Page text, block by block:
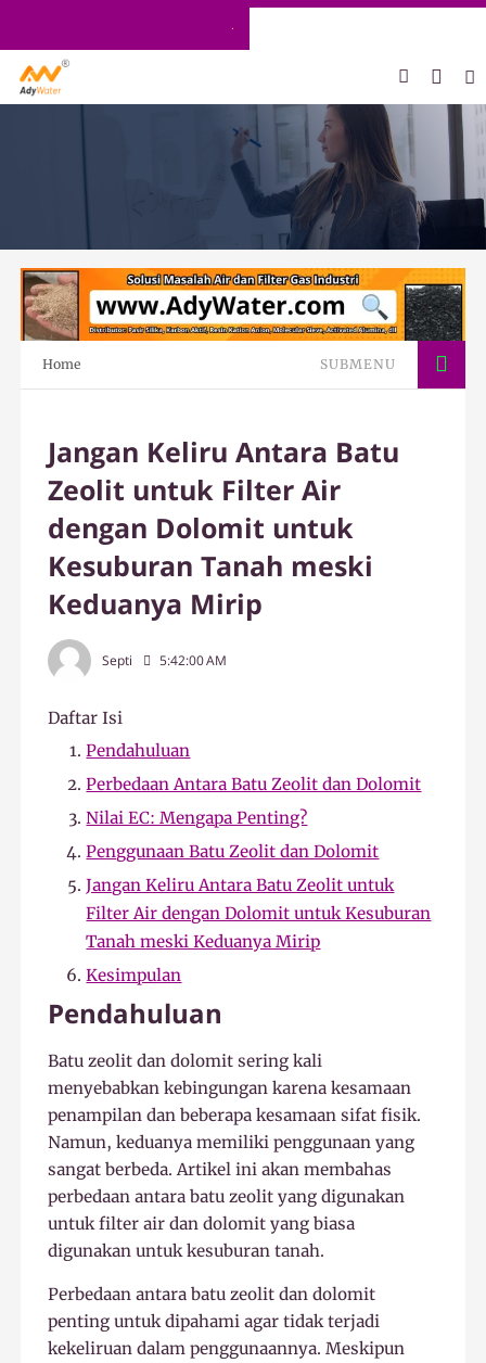
ADY WATER | JERNIHKAN HIDUP
Home SUBMENU
Jangan Keliru Antara Batu
Zeolit untuk Filter Air
dengan Dolomit untuk
Kesuburan Tanah meski
Keduanya Mirip
Septi 5:42:00 AM
Daftar Isi
Pendahuluan
Perbedaan Antara Batu Zeolit dan Dolomit
Nilai EC: Mengapa Penting?
Penggunaan Batu Zeolit dan Dolomit
Jangan Keliru Antara Batu Zeolit untuk
Filter Air dengan Dolomit untuk Kesuburan
Tanah meski Keduanya Mirip
Kesimpulan
Pendahuluan
Batu zeolit dan dolomit sering kali
menyebabkan kebingungan karena kesamaan
penampilan dan beberapa kesamaan sifat fisik.
Namun, keduanya memiliki penggunaan yang
sangat berbeda. Artikel ini akan membahas
perbedaan antara batu zeolit yang digunakan
untuk filter air dan dolomit yang biasa
digunakan untuk kesuburan tanah.
Perbedaan antara batu zeolit dan dolomit
penting untuk dipahami agar tidak terjadi
kekeliruan dalam penggunaannya. Meskipun